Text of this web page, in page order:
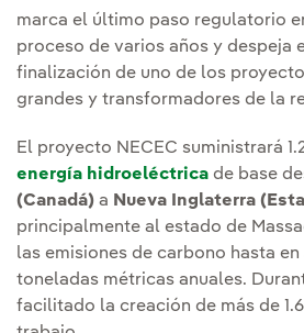
marca el último paso regulatorio
proceso de varios años y despeja
finalización de uno de los
grandes y transformadores de la
El proyecto NECEC suministrará
energía hidroeléctrica de base
(Canadá) a Nueva Inglaterra
principalmente al estado de
las emisiones de carbono hasta
toneladas métricas anuales.
facilitado la creación de más de